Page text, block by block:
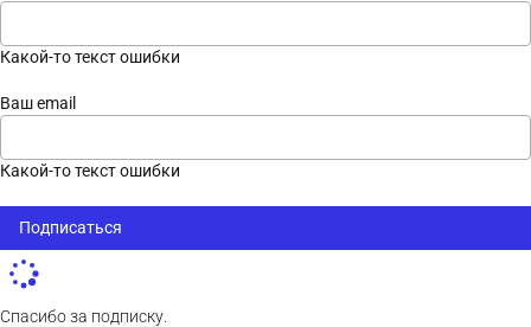
Какой-то текст ошибки
Ваш email
Какой-то текст ошибки
Подписаться
Спасибо за подписку.